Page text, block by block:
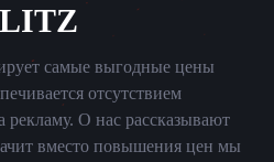
самые выгодные цены
отсутствием
О нас рассказывают
вместо повышения цен мы